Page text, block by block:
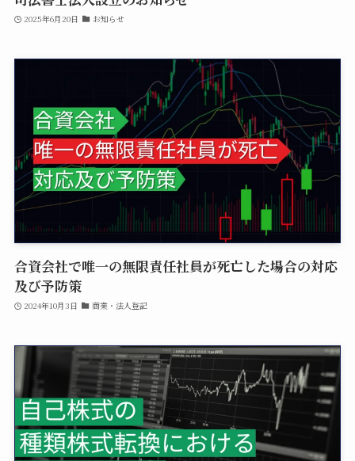
2025年6月20日 お知らせ
合資会社で唯一の無限責任社員が死亡した場合の対応
及び予防策
2024年10月3日 商業・法人登記